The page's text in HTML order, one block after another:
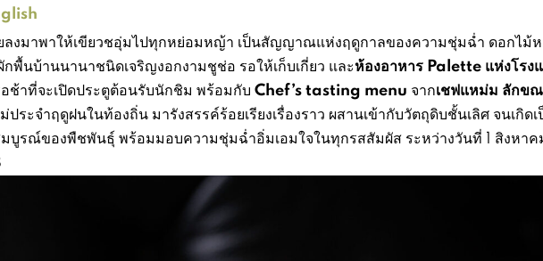
ลงมาพาให้เขียวชอุ่มไปทุกหย่อมหญ้า เป็นสัญญาณแห่งฤดูกาลของความชุ่มฉ่ำ ดอกไม้
พื้นบ้านนานาชนิดเจริญงอกงามชูช่อ รอให้เก็บเกี่ยว และห้องอาหาร Palette แห่งโรง
ช้าที่จะเปิดประตูต้อนรับนักชิม พร้อมกับ Chef’s tasting menu จากเชฟแหม่ม ลักขณ
ระจำฤดูฝนในท้องถิ่น มารังสรรค์ร้อยเรียงเรื่องราว ผสานเข้ากับวัตถุดิบชั้นเลิศ จนเกิด
บูรณ์ของพืชพันธุ์ พร้อมมอบความชุ่มฉ่ำอิ่มเอมใจในทุกรสสัมผัส ระหว่างวันที่ 1 สิงหาค